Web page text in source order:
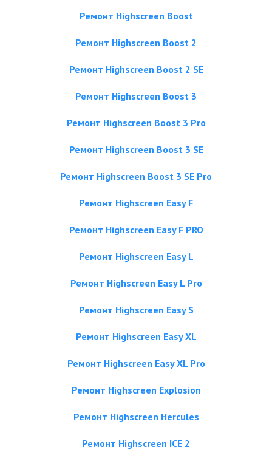
Ремонт Highscreen Boost
Ремонт Highscreen Boost 2
Ремонт Highscreen Boost 2 SE
Ремонт Highscreen Boost 3
Ремонт Highscreen Boost 3 Pro
Ремонт Highscreen Boost 3 SE
Ремонт Highscreen Boost 3 SE Pro
Ремонт Highscreen Easy F
Ремонт Highscreen Easy F PRO
Ремонт Highscreen Easy L
Ремонт Highscreen Easy L Pro
Ремонт Highscreen Easy S
Ремонт Highscreen Easy XL
Ремонт Highscreen Easy XL Pro
Ремонт Highscreen Explosion
Ремонт Highscreen Hercules
Ремонт Highscreen ICE 2